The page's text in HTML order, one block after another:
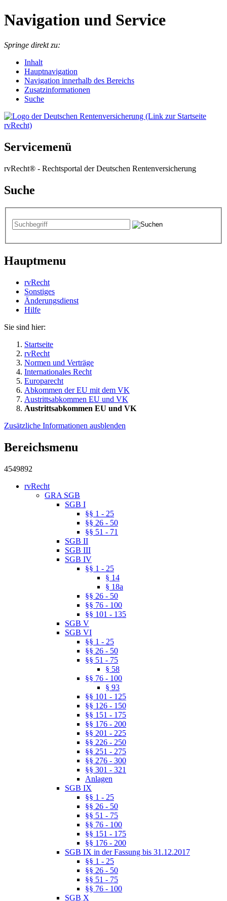
Navigation und Service
Springe direkt zu:
Inhalt
Hauptnavigation
Navigation innerhalb des Bereichs
Zusatzinformationen
Suche
Servicemenü
rvRecht® - Rechtsportal der Deutschen Rentenversicherung
Suche
Hauptmenu
rvRecht
Sonstiges
Änderungsdienst
Hil­fe
Sie sind hier:
Startseite
rvRecht
Normen und Verträge
Internationales Recht
Europarecht
Abkommen der EU mit dem VK
Austrittsabkommen EU und VK
Austrittsabkommen EU und VK
Zusätzliche Informationen ausblenden
Bereichsmenu
4549892
rvRecht
GRA SGB
SGB I
§§ 1 - 25
§§ 26 - 50
§§ 51 - 71
SGB II
SGB III
SGB IV
§§ 1 - 25
§ 14
§ 18a
§§ 26 - 50
§§ 76 - 100
§§ 101 - 135
SGB V
SGB VI
§§ 1 - 25
§§ 26 - 50
§§ 51 - 75
§ 58
§§ 76 - 100
§ 93
§§ 101 - 125
§§ 126 - 150
§§ 151 - 175
§§ 176 - 200
§§ 201 - 225
§§ 226 - 250
§§ 251 - 275
§§ 276 - 300
§§ 301 - 321
Anlagen
SGB IX
§§ 1 - 25
§§ 26 - 50
§§ 51 - 75
§§ 76 - 100
§§ 151 - 175
§§ 176 - 200
SGB IX in der Fassung bis 31.12.2017
§§ 1 - 25
§§ 26 - 50
§§ 51 - 75
§§ 76 - 100
SGB X